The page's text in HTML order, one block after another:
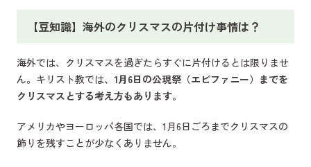
【豆知識】海外のクリスマスの片付け事情は？
海外では、クリスマスを過ぎたらすぐに片付けるとは限りませ
ん。キリスト教では、1月6日の公現祭（エピファニー）までを
クリスマスとする考え方もあります。
アメリカやヨーロッパ各国では、1月6日ごろまでクリスマスの
飾りを残すことが少なくありません。